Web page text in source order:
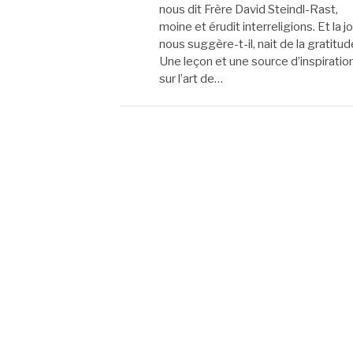
nous dit Frère David Steindl-Rast,
moine et érudit interreligions. Et la
nous suggère-t-il, nait de la
Une leçon et une source
sur l’art de…